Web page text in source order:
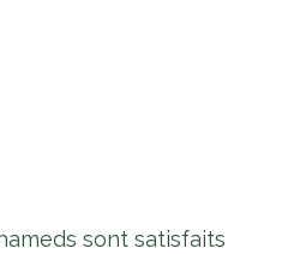
sont satisfaits